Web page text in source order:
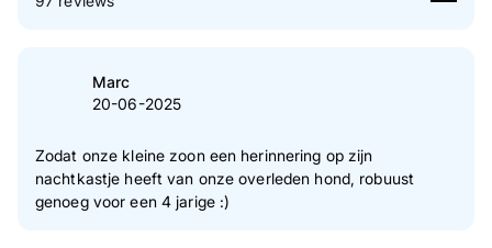
Ster(ren)
Ster(ren)
2
Ster(ren)
1 Ster(ren)
Marc
20-06-2025
Zodat onze kleine zoon een herinnering op zijn
nachtkastje heeft van onze overleden hond, robuust
genoeg voor een 4 jarige :)